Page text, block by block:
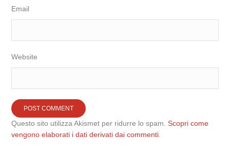
Email
Website
Questo sito utilizza Akismet per ridurre lo spam.Scopri come
vengono elaborati i dati derivati dai commenti